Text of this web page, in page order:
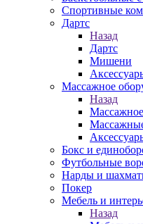
Спортивные
Дартс
Назад
Дартс
Мишени
Массажное
Назад
Бокс и
Футбольные
Нарды и
Покер
Мебель и
Назад